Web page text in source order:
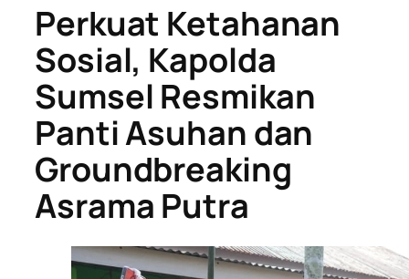
Perkuat Ketahanan
Sosial, Kapolda
Sumsel Resmikan
Panti Asuhan dan
Groundbreaking
Asrama Putra